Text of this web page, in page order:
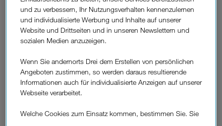
Online Aufladung.
Jederzeit mit Online-Banking (EPS) oder Kreditkarte
(Mastercard, Visa), auf www.drei.at/aufladen, in der
Kundenzoneoder per Wertkarte-App.
Mehr lesen
und zu verbessern, Ihr Nutzungsverhalten kennenzulernen
und individualisierte Werbung und Inhalte auf unserer
Website und Drittseiten und in unseren Newslettern und
sozialen Medien anzuzeigen.
Wenn Sie andernorts Drei dem Erstellen von persönlichen
Angeboten zustimmen, so werden daraus resultierende
Informationen auch für individualisierte Anzeigen auf unserer
Webseite verarbeitet.
Welche Cookies zum Einsatz kommen, bestimmen Sie. Sie